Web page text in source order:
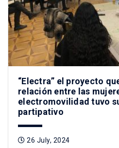
“Electra” el proyecto
relación entre las
electromovilidad tuvo
partipativo
26 July, 2024